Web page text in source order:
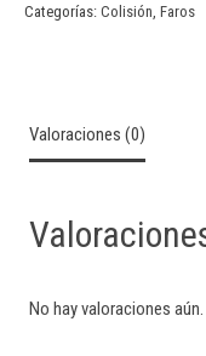
Categorías: Colisión Faros
Valoraciones (0)
No hay valoraciones aún.